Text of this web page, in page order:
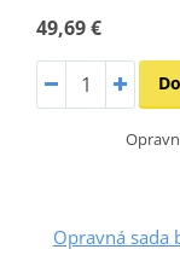
49,69 €
Opravná sada